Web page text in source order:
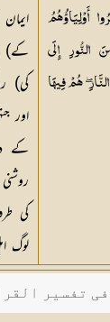
أَوْلِيَاؤُهُمُ
النُّورِ إِلَى
هُمْ فِيهَا
کے)
کی)
اور
کے
کی
لوگ
میں
تفسیر